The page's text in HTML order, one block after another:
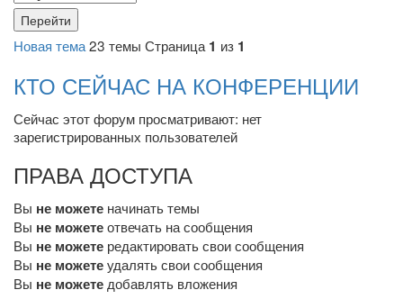
Новая тема23 темы Страница 1 из 1
КТО СЕЙЧАС НА КОНФЕРЕНЦИИ
Сейчас этот форум просматривают: нет
зарегистрированных пользователей
ПРАВА ДОСТУПА
Вы не можете начинать темы
Вы не можетеотвечать на сообщения
Вы не можете редактировать свои сообщения
Вы не можетеудалять свои сообщения
Вы не можете добавлять вложения